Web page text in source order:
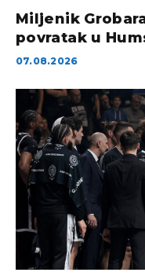
Miljenik
povratak u
07.08.2026